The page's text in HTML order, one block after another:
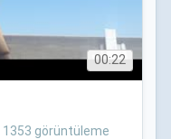
00:22
1353 görüntüleme